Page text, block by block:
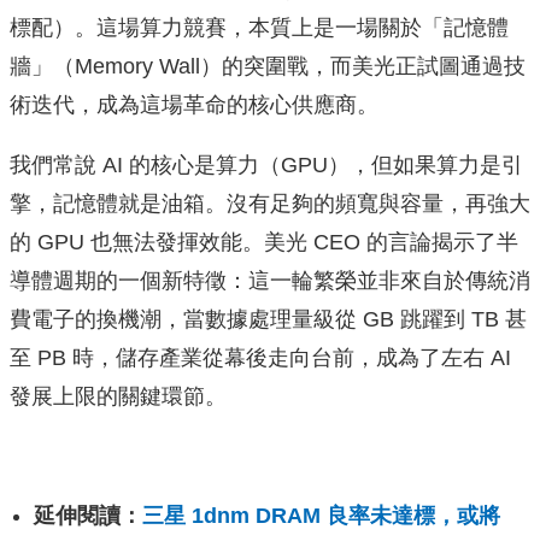
標配）。這場算力競賽，本質上是一場關於「記憶體
牆」（Memory Wall）的突圍戰，而美光正試圖通過技
術迭代，成為這場革命的核心供應商。
我們常說 AI 的核心是算力（GPU），但如果算力是引
擎，記憶體就是油箱。沒有足夠的頻寬與容量，再強大
的 GPU 也無法發揮效能。美光 CEO 的言論揭示了半
導體週期的一個新特徵：這一輪繁榮並非來自於傳統消
費電子的換機潮，當數據處理量級從 GB 跳躍到 TB 甚
至 PB 時，儲存產業從幕後走向台前，成為了左右 AI
發展上限的關鍵環節。
延伸閱讀： 三星 1dnm DRAM 良率未達標，或將